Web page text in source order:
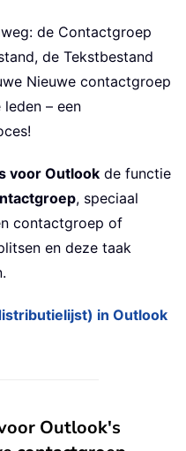
de Contactgroep
de Tekstbestand
Nieuwe contactgroep
– een
voor Outlook de functie
, speciaal
contactgroep of
en deze taak
in Outlook
Outlook's